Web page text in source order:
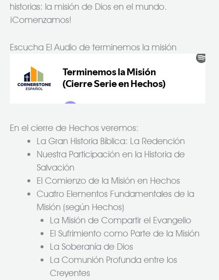
historias: la misión de Dios en el mundo.
¡Comenzamos!
Escucha El Audio de terminemos la misión
En el cierre de Hechos veremos:
La Gran Historia Bíblica: La Redención
Nuestra Participación en la Historia de
Salvación
El Comienzo de la Misión en Hechos
Cuatro Elementos Fundamentales de la
Misión (según Hechos)
La Misión de Compartir el Evangelio
El Sufrimiento como Parte de la Misión
La Soberanía de Dios
La Comunión Profunda entre los
Creyentes